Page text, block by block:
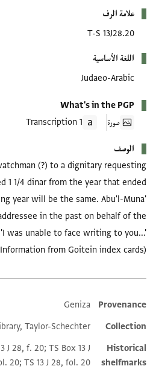
علامة الرف
T-S 13J28.20
اللغة الأساسية
Judaeo-Arabic
What's in the PGP
صورة
1 Transcription
الوصف
(?) to a dignitary requesting
1 1/4 dinar from the year that ended
year will be the same. Abu'l-Muna'
in the past on behalf of the
was unable to face writing to you...'
from Goitein index cards)
Additional metadata
Provenance
Geniza
Collection
Taylor-Schechter
Historical
shelfmarks
J 28, f. 20; TS Box 13 J
20; TS 13 J 28, fol. 20